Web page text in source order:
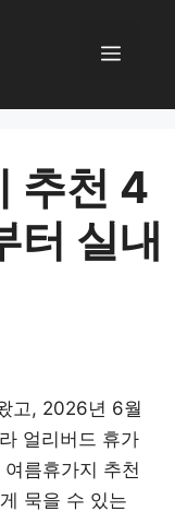
메
추천 4
터 실내
고, 2026년 6월
얼리버드 휴가
름휴가지 추천
묵을 수 있는